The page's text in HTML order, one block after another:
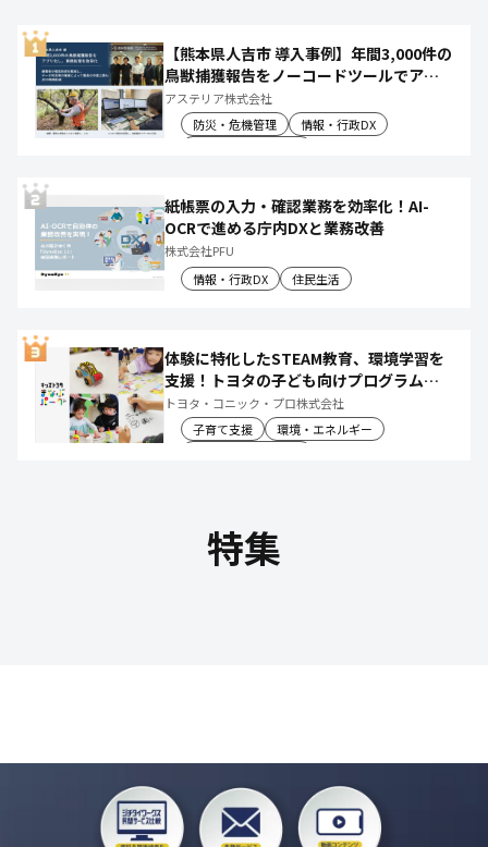
【熊本県人吉市 導入事例】年間3,000件の
鳥獣捕獲報告をノーコードツールでアプ
リ化し、月50時間の庁内作業を削減
アステリア株式会社
防災・危機管理
情報・行政DX
紙帳票の入力・確認業務を効率化！AI-
OCRで進める庁内DXと業務改善
株式会社PFU
情報・行政DX
住民生活
体験に特化したSTEAM教育、環境学習を
支援！トヨタの子ども向けプログラムで
社会や将来について楽しく学べる体験機
会を創出
トヨタ・コニック・プロ株式会社
子育て支援
環境・エネルギー
特集